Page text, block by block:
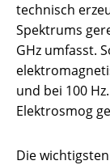
technisch
Spektrums
GHz umfasst.
und bei 100
Elektrosmog
Die